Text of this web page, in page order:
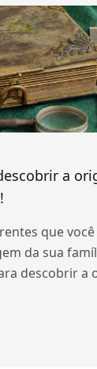
a
que
da sua
descobrir a